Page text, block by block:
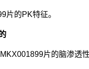
的PK特征。
片的脑渗透